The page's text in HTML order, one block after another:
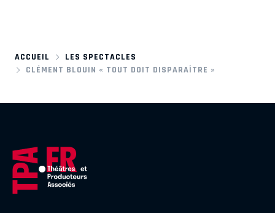
ACCUEIL
LES SPECTACLES
CLÉMENT BLOUIN « TOUT DOIT DISPARAÎTRE »